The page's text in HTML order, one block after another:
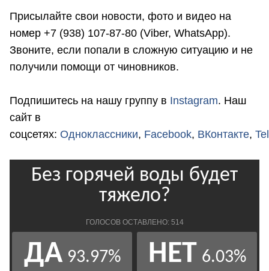
Присылайте свои новости, фото и видео на
номер +7 (938) 107-87-80 (Viber, WhatsApp).
Звоните, если попали в сложную ситуацию и не
получили помощи от чиновников.
Подпишитесь на нашу группу в Instagram. Наш
сайт в
соцсетях: Одноклассники, Facebook, ВКонтакте,